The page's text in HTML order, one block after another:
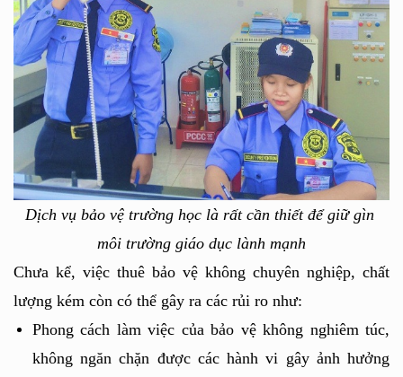
Dịch vụ bảo vệ trường học là rất cần thiết để giữ gìn
môi trường giáo dục lành mạnh
Chưa kể, việc thuê bảo vệ không chuyên nghiệp, chất
lượng kém còn có thể gây ra các rủi ro như:
Phong cách làm việc của bảo vệ không nghiêm túc,
không ngăn chặn được các hành vi gây ảnh hưởng